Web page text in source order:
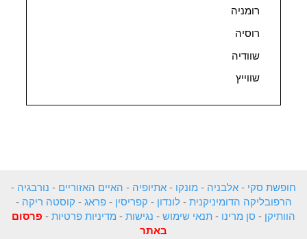
רומניה
רוסיה
שוודיה
שווייץ
חופשת סקי - אלבניה - מונקו - אתיופיה - האיים האזוריים - נורבגיה -
הרפובליקה הדומיניקנית -לונדון - קפריסין -פראג - קוסטה ריקה -
הוותיקן - סן מרינו - תנאי שימוש - נגישות - מדיניות פרטיות - פרסום
באתר